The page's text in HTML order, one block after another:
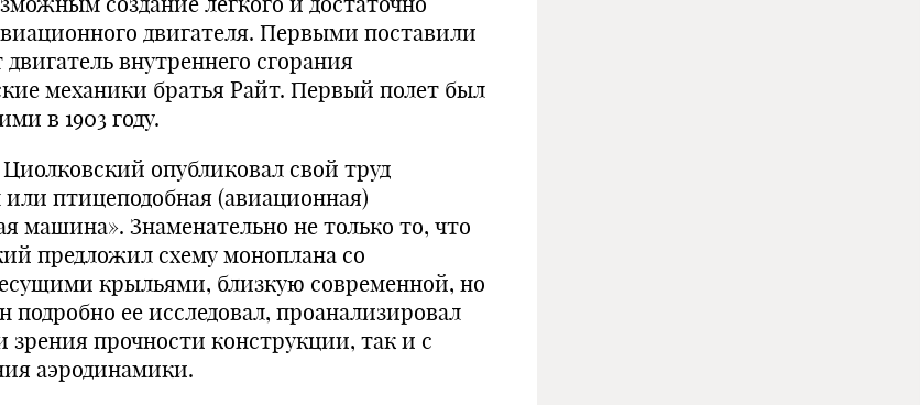
двигателя. Первыми поставили
двигатель внутреннего сгорания
механики братья Райт. Первый полет был
в 1903 году.
Циолковский опубликовал свой труд
птицеподобная (авиационная)
машина». Знаменательно не только то, что
предложил схему моноплана со
крыльями, близкую современной, но
подробно ее исследовал, проанализировал
зрения прочности конструкции, так и с
аэродинамики.